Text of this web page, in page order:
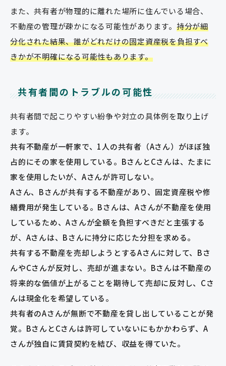
また、共有者が物理的に離れた場所に住んでいる場合、
不動産の管理が疎かになる可能性があります。 持分が細
分化された結果、誰がどれだけの固定資産税を負担すべ
きかが不明確になる可能性もあります。
共有者間のトラブルの可能性
共有者間で起こりやすい紛争や対立の具体例を取り上げ
ます。
共有不動産が一軒家で、1人の共有者（Aさん）がほぼ独
占的にその家を使用している。BさんとCさんは、たまに
家を使用したいが、Aさんが許可しない。
Aさん、Bさんが共有する不動産があり、固定資産税や修
繕費用が発生している。Bさんは、Aさんが不動産を使用
しているため、Aさんが全額を負担すべきだと主張する
が、Aさんは、Bさんに持分に応じた分担を求める。
共有する不動産を売却しようとするAさんに対して、Bさ
んやCさんが反対し、売却が進まない。Bさんは不動産の
将来的な価値が上がることを期待して売却に反対し、Cさ
んは現金化を希望している。
共有者のAさんが無断で不動産を貸し出していることが発
覚。BさんとCさんは許可していないにもかかわらず、A
さんが独自に賃貸契約を結び、収益を得ていた。